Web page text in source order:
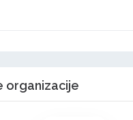
organizacije